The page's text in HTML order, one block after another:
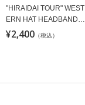
"HIRAIDAI TOUR" WEST
ERN HAT HEADBAND /
BK
¥2,400 （税込）